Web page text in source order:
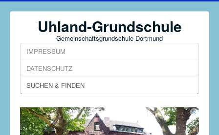
Uhland-Grundschule
Gemeinschaftsgrundschule Dortmund
IMPRESSUM
DATENSCHUTZ
SUCHEN & FINDEN